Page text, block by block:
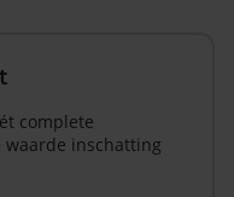
complete
inschatting